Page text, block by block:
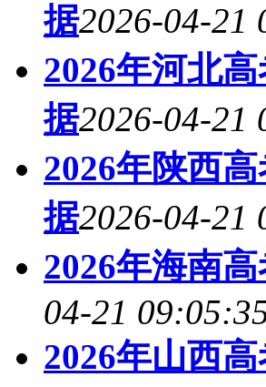
据2026-04-21
2026年河北
据2026-04-21
2026年陕西
据2026-04-21
2026年海南
04-21
2026年山西